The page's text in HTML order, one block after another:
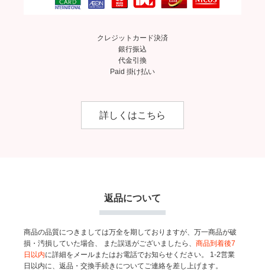
クレジットカード決済
銀行振込
代金引換
Paid 掛け払い
詳しくはこちら
返品について
商品の品質につきましては万全を期しておりますが、万一商品が破
損・汚損していた場合、
また誤送がございましたら、商品到着後7
日以内に詳細をメールまたはお電話でお知らせください。
1-2営業
日以内に、返品・交換手続きについてご連絡を差し上げます。